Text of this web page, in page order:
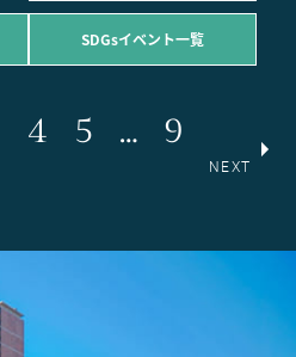
SDGsイベント一覧
4 5 … 9
NEXT